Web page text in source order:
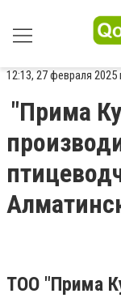
12:13, 27 февраля 2025
"Прима
ТОО "Прима